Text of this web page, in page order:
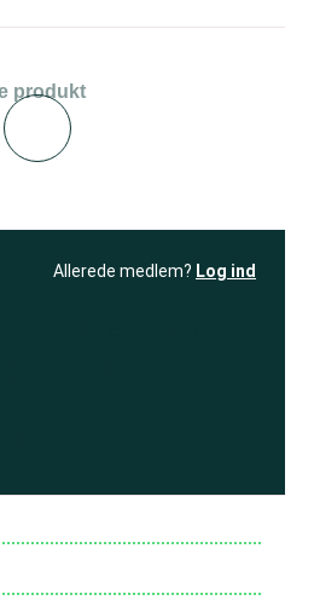
produkt
Allerede medlem? Log ind